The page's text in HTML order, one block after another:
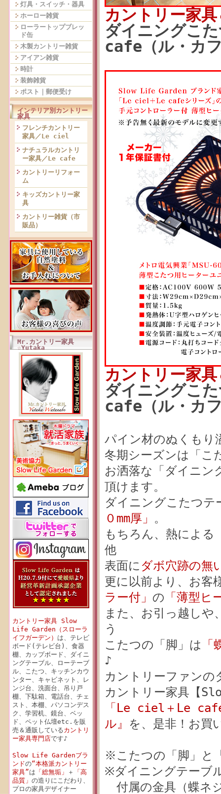
灯具・スイッチ・器具
ホーロー雑貨
ローラートップブレッ
ド缶
木製カントリー雑貨
アイアン雑貨
時計
装飾雑貨
ポスト｜郵便受け
インテリア別カントリー
家具
フレンチカントリー
家具／Le ciel
ナチュラルカントリ
ー家具／Le cafe
カントリーリフォー
ム
キッズカントリー家
具
カントリー雑貨（市
販品）
Mr.カントリー家具
☆Yutaka
カントリー家具 Slow
Life Garden（スローラ
イフガーデン） は、テレビ
ボード(テレビ台)、食器
棚、カップボード、ダイニ
ングテーブル、ローテーブ
ル、こたつ、キッチンカウ
ンター、キャビネット、レ
ンジ台、洗面台、吊り戸
棚、下駄箱、電話台、チェ
スト、本棚、パソコンデス
ク、学習机、鏡台、ベッ
ド、ペット仏壇etc.を販
売＆通販しているカントリ
ー家具専門店です♪
Slow Life Gardenブラ
ンドの“本格派カントリー
家具”は 「総無垢」 ＋
「高
品質」 の造りにこだわり、
プロの家具デザイナー
カントリー家
ダイニングこ
cafe（ル・カ
カントリー家
ダイニングこ
cafe（ル・カ
パイン材のぬくもり
冬期シーズンは「こ
お洒落な「ダイニン
頂けます。
ダイニングこたつテ
０mm厚」 。
もちろん、熱による
他
表面にダボ穴跡の無
更に以前より、お客
ラー付」 の 「薄型ヒ
また、お引っ越しや
う
こたつの「脚」は
♪
カントリーファンの
カントリー家具【
「Le ciel＋Le
ル』 を、是非！お買
※こたつの「脚」と
※ダイニングテーブ
付属の金具（蝶ネ